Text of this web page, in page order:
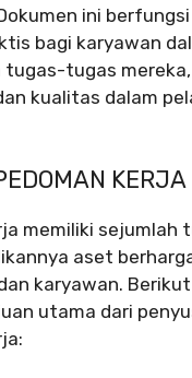
ini
bagi karyawan
tugas-tugas
kualitas dalam
KERJA
memiliki sejumlah
aset
karyawan.
utama dari